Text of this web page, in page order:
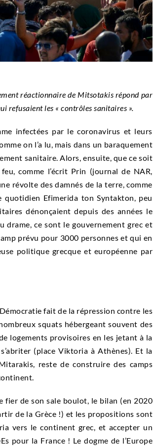
réactionnaire de Mitsotakis répond par
refusaient les « contrôles sanitaires ».
infectées par le coronavirus et leurs
on l’a lu, mais dans un baraquement
sanitaire. Alors, ensuite, que ce soit
comme l’écrit Prin (journal de NAR,
révolte des damnés de la terre, comme
quotidien Efimerida ton Syntakton, peu
dénonçaient depuis des années le
drame, ce sont le gouvernement grec et
prévu pour 3000 personnes et qui en
politique grecque et européenne par
fait de la répression contre les
squats hébergeant souvent des
logements provisoires en les jetant à la
(place Viktoria à Athènes). Et la
reste de construire des camps
fier de son sale boulot, le bilan (en 2020
de la Grèce !) et les propositions sont
vers le continent grec, et accepter un
pour la France ! Le dogme de l’Europe